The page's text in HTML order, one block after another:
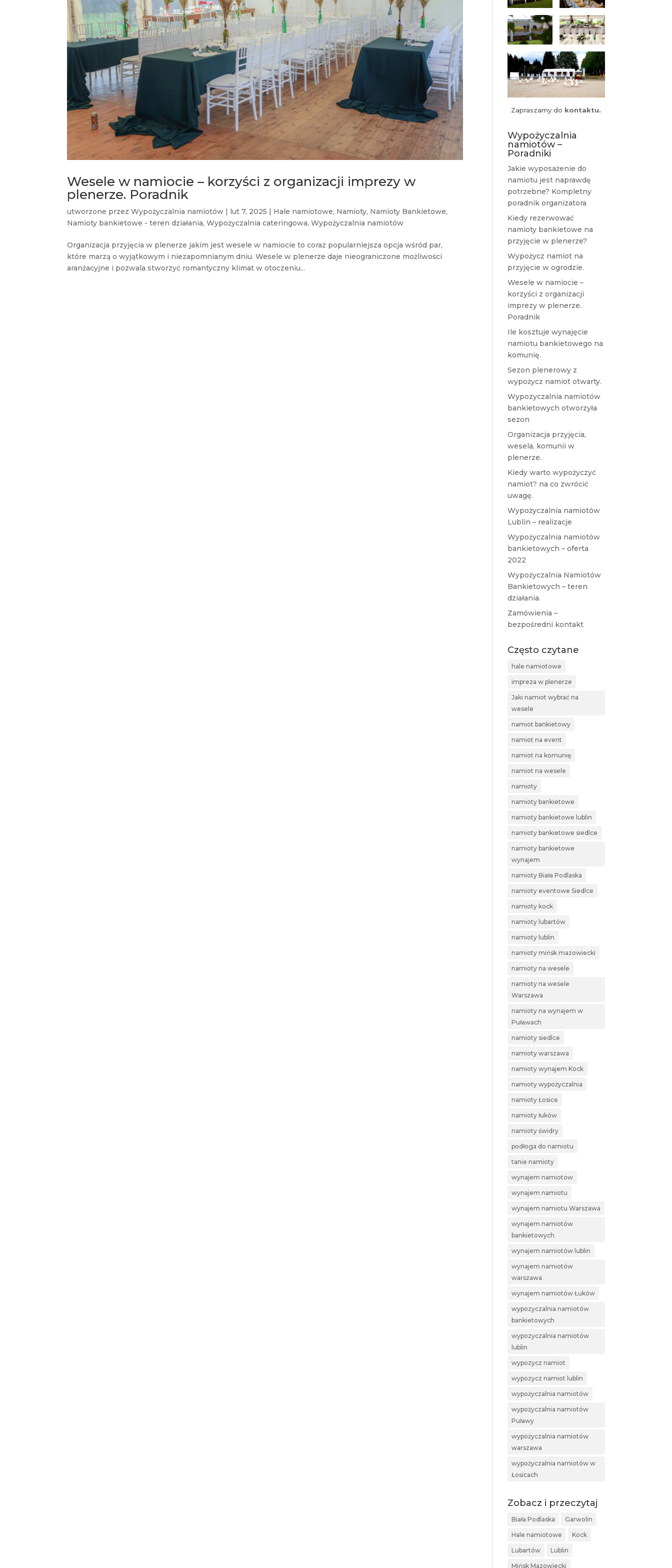
Wesele w namiocie – korzyści z organizacji imprezy w
plenerze. Poradnik
utworzone przezWypożyczalnia namiotów | lut 7, 2025 | Hale namiotowe, Namioty, Namioty Bankietowe,
Namioty bankietowe - teren działania,Wypożyczalnia cateringowa,Wypożyczalnia namiotów
Organizacja przyjęcia w plenerze jakim jest wesele w namiocie to coraz popularniejsza opcja wśród par,
które marzą o wyjątkowym i niezapomnianym dniu. Wesele w plenerze daje nieograniczone możliwości
aranżacyjne i pozwala stworzyć romantyczny klimat w otoczeniu...
Zapraszamy do kontaktu.
Wypożyczalnia
namiotów –
Poradniki
Jakie wyposażenie do
namiotu jest naprawdę
potrzebne? Kompletny
poradnik organizatora
Kiedy rezerwować
namioty bankietowe na
przyjęcie w plenerze?
Wypożycz namiot na
przyjęcie w ogrodzie.
Wesele w namiocie –
korzyści z organizacji
imprezy w plenerze.
Poradnik
Ile kosztuje wynajęcie
namiotu bankietowego na
komunię.
Sezon plenerowy z
wypożycz namiot otwarty.
Wypozyczalnia namiotów
bankietowych otworzyła
sezon
Organizacja przyjęcia,
wesela, komunii w
plenerze.
Kiedy warto wypożyczyć
namiot? na co zwrócić
uwagę.
Wypożyczalnia namiotów
Lublin – realizacje
Wypożyczalnia namiotów
bankietowych – oferta
2022
Wypożyczalnia Namiotów
Bankietowych – teren
działania.
Zamówienia –
bezpośredni kontakt
Często czytane
hale namiotowe
impreza w plenerze
Jaki namiot wybrać na
wesele
namiot bankietowy
namiot na event
namiot na komunię
namiot na wesele
namioty
namioty bankietowe
namioty bankietowe lublin
namioty bankietowe siedlce
namioty bankietowe
wynajem
namioty Biała Podlaska
namioty eventowe Siedlce
namioty kock
namioty lubartów
namioty lublin
namioty mińsk mazowiecki
namioty na wesele
namioty na wesele
Warszawa
namioty na wynajem w
Puławach
namioty siedlce
namioty warszawa
namioty wynajem Kock
namioty wypożyczalnia
namioty Łosice
namioty łuków
namioty świdry
podłoga do namiotu
tanie namioty
wynajem namiotow
wynajem namiotu
wynajem namiotu Warszawa
wynajem namiotów
bankietowych
wynajem namiotów lublin
wynajem namiotów
warszawa
wynajem namiotów Łuków
wypozyczalnia namiotów
bankietowych
wypozyczalnia namiotów
lublin
wypozycz namiot
wypozycz namiot lublin
wypożyczalnia namiotów
wypożyczalnia namiotów
Puławy
wypożyczalnia namiotów
warszawa
wypożyczalnia namiotów w
Łosicach
Zobacz i przeczytaj
Biała Podlaska Garwolin
Hale namiotowe Kock
Lubartów Lublin
Mińsk Mazowiecki